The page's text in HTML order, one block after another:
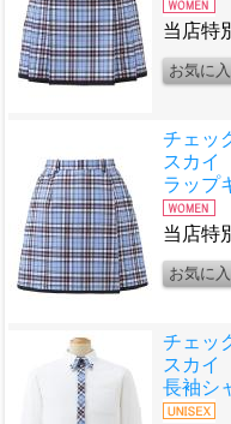
当店特
チェッ
スカイ
ラップ
当店特
チェッ
スカイ
長袖シ